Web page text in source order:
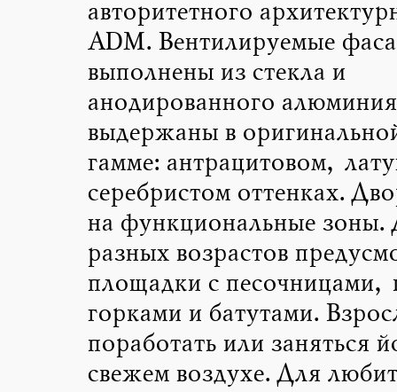
авторитетного
ADM. Вентилируемые
выполнены из стекла и
анодированного
выдержаны в
гамме: антрацитовом,
серебристом оттенках.
на функциональные зоны.
разных возрастов
площадки с песочницами,
горками и батутами.
поработать или заняться
свежем воздухе. Для